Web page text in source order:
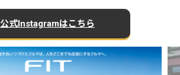
公式Instagramはこちら